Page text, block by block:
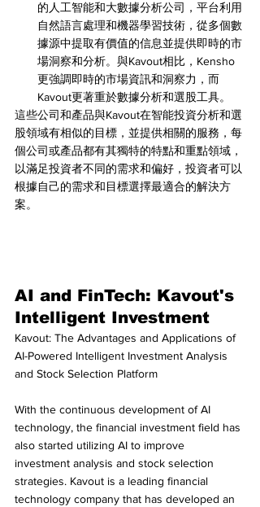
的人工智能和大數據分析公司，平台利用
自然語言處理和機器學習技術，從多個數
據源中提取有價值的信息並提供即時的市
場洞察和分析。與Kavout相比，Kensho
更強調即時的市場資訊和洞察力，而
Kavout更著重於數據分析和選股工具。
這些公司和產品與Kavout在智能投資分析和選
股領域有相似的目標，並提供相關的服務，每
個公司或產品都有其獨特的特點和重點領域，
以滿足投資者不同的需求和偏好，投資者可以
根據自己的需求和目標選擇最適合的解決方
案。
AI and FinTech: Kavout's
Intelligent Investment
Kavout: The Advantages and Applications of
AI-Powered Intelligent Investment Analysis
and Stock Selection Platform
With the continuous development of AI
technology, the financial investment field has
also started utilizing AI to improve
investment analysis and stock selection
strategies. Kavout is a leading financial
technology company that has developed an